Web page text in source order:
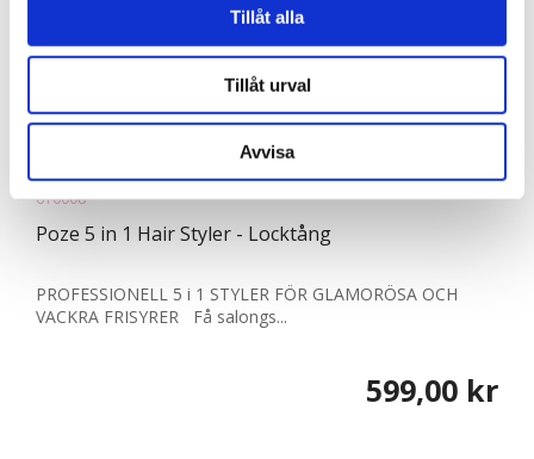
vidarebefordrar även sådana identifierare och annan
information från din enhet till de sociala medier och
Dessa kan i sin tur kombinera informationen med annan
information som du har tillhandahållit eller som de har
samlat in när du har använt deras tjänster.
Tillåt alla
Tillåt urval
Avvisa
610008
Poze 5 in 1 Hair Styler - Locktång
PROFESSIONELL 5 i 1 STYLER FÖR GLAMORÖSA OCH
VACKRA FRISYRER Få salongs...
599,00 kr